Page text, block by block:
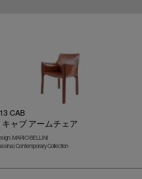
CAB
キャブ アームチェア
: MARIO BELLINI
| Contemporary Collection